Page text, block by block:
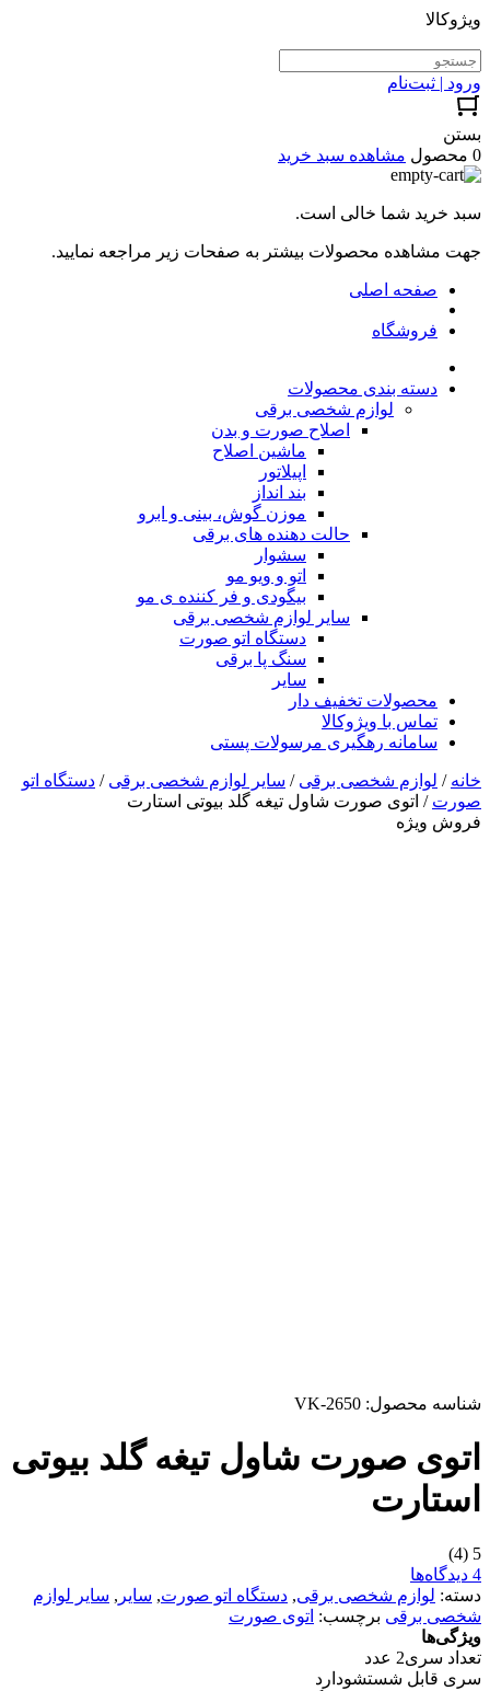
ویژوکالا
ورود | ثبت‌نام
بستن
0 محصول
مشاهده سبد خرید
سبد خرید شما خالی است.
جهت مشاهده محصولات بیشتر به صفحات زیر مراجعه نمایید.
صفحه اصلی
فروشگاه
دسته بندی محصولات
لوازم شخصی برقی
اصلاح صورت و بدن
ماشین اصلاح
اپیلاتور
بند انداز
موزن گوش، بینی و ابرو
حالت دهنده های برقی
سشوار
اتو و ویو مو
بیگودی و فر کننده ی مو
سایر لوازم شخصی برقی
دستگاه اتو صورت
سنگ پا برقی
سایر
محصولات تخفیف دار
تماس با ویژوکالا
سامانه رهگیری مرسولات پستی
خانه / لوازم شخصی برقی / سایر لوازم شخصی برقی / دستگاه اتو
صورت / اتوی صورت شاول تیغه گلد بیوتی استارت
فروش ویژه
شناسه محصول: VK-2650
اتوی صورت شاول تیغه گلد بیوتی
استارت
5
(4)
4 دیدگاه‌ها
دسته: لوازم شخصی برقی, دستگاه اتو صورت, سایر , سایر لوازم
شخصی برقی برچسب: اتوی صورت
ویژگی‌ها
تعداد سری2 عدد
سری قابل شستشودارد